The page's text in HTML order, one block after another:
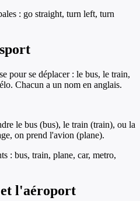
: go straight, turn left, turn
pour se déplacer : le bus, le train,
Chacun a un nom en anglais.
le bus (bus), le train (train), ou la
on prend l'avion (plane).
: bus, train, plane, car, metro,
et l'aéroport